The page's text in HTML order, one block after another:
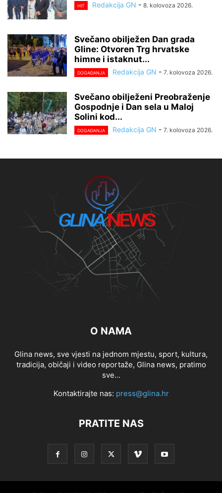
HIT Redakcija GN - 8. kolovoza 2026.
Svečano obilježen Dan grada
Gline: Otvoren Trg hrvatske
himne i istaknut...
DOGAĐANJA Redakcija GN - 7. kolovoza 2026.
Svečano obilježeni Preobraženje
Gospodnje i Dan sela u Maloj
Solini kod...
DOGAĐANJA Redakcija GN - 7. kolovoza 2026.
O NAMA
Glina news, sve vjesti na jednom mjestu, sport, kultura,
tradicija, običaji i video reportaže, Glina news, pratimo
sve...
Kontaktirajte nas: press@glina.hr
PRATITE NAS